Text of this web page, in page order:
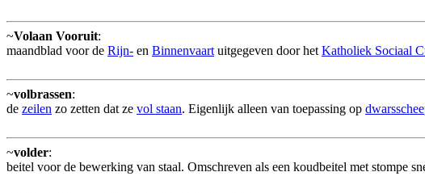
~Volaan Vooruit:
maandblad voor de Rijn- en Binnenvaart uitgegeven door het Katholiek Sociaal
~volbrassen:
de zeilen zo zetten dat ze vol staan. Eigenlijk alleen van toepassing op
~volder:
beitel voor de bewerking van staal. Omschreven als een koudbeitel met stompe